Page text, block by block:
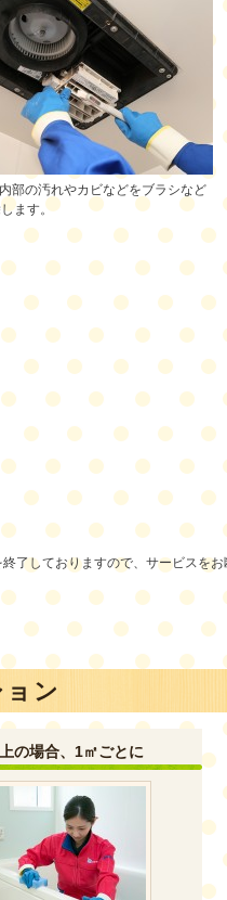
部の汚れやカビなどをブラシなど
ます。
了しておりますので、サービスを
ン
の場合、1㎡ごとに